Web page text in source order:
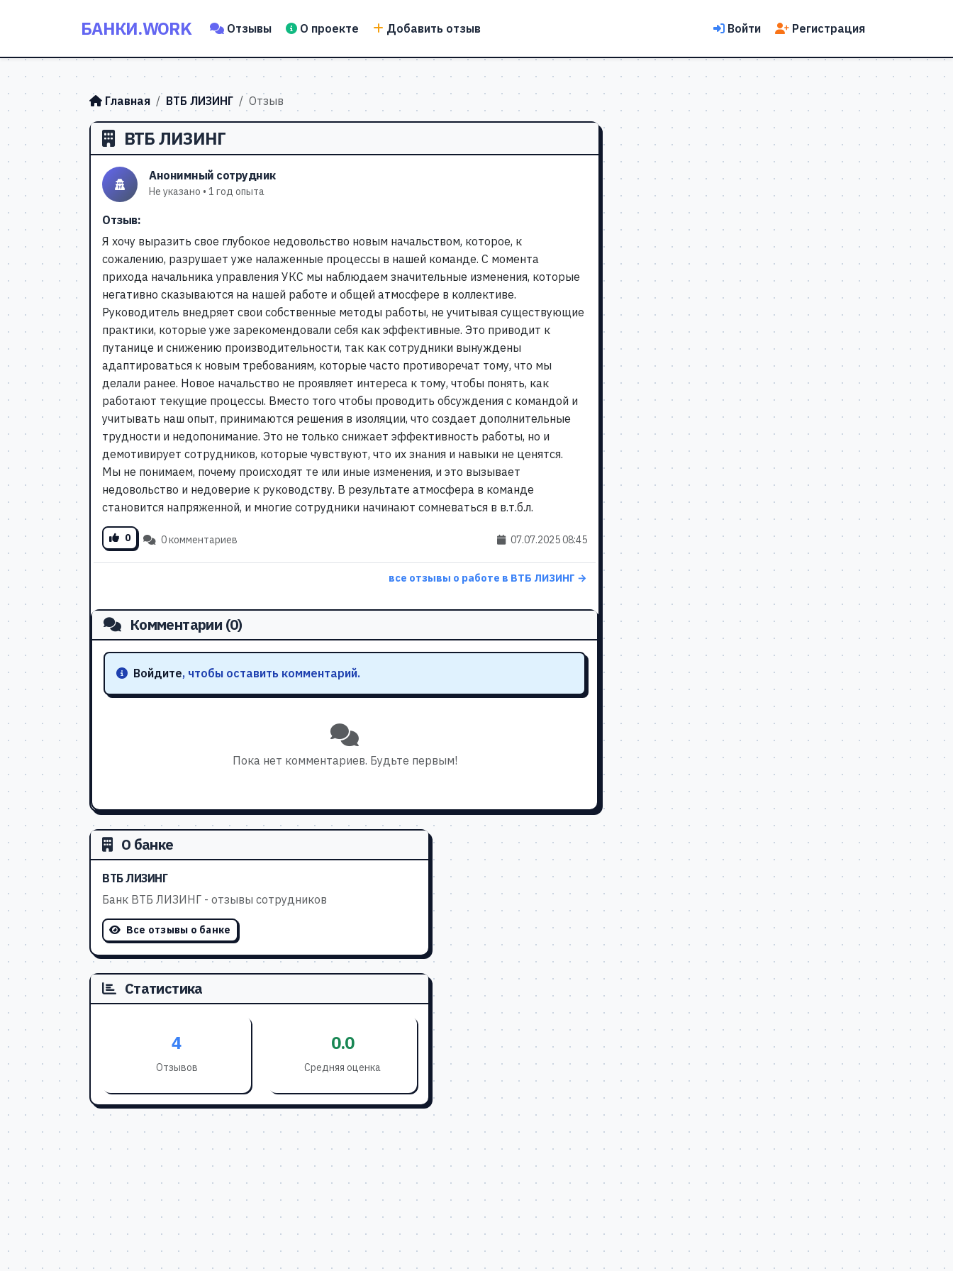
БАНКИ.WORK Отзывы О проекте Добавить отзыв Войти Регистрация
Главная ВТБ ЛИЗИНГ Отзыв
ВТБ ЛИЗИНГ
Анонимный сотрудник
Не указано • 1 год опыта
Отзыв:
Я хочу выразить свое глубокое недовольство новым начальством, которое, к
сожалению, разрушает уже налаженные процессы в нашей команде. С момента
прихода начальника управления УКС мы наблюдаем значительные изменения, которые
негативно сказываются на нашей работе и общей атмосфере в коллективе.
Руководитель внедряет свои собственные методы работы, не учитывая существующие
практики, которые уже зарекомендовали себя как эффективные. Это приводит к
путанице и снижению производительности, так как сотрудники вынуждены
адаптироваться к новым требованиям, которые часто противоречат тому, что мы
делали ранее. Новое начальство не проявляет интереса к тому, чтобы понять, как
работают текущие процессы. Вместо того чтобы проводить обсуждения с командой и
учитывать наш опыт, принимаются решения в изоляции, что создает дополнительные
трудности и недопонимание. Это не только снижает эффективность работы, но и
демотивирует сотрудников, которые чувствуют, что их знания и навыки не ценятся.
Мы не понимаем, почему происходят те или иные изменения, и это вызывает
недовольство и недоверие к руководству. В результате атмосфера в команде
становится напряженной, и многие сотрудники начинают сомневаться в в.т.б.л.
0 0 комментариев 07.07.2025 08:45
все отзывы о работе в ВТБ ЛИЗИНГ →
Комментарии (0)
Войдите, чтобы оставить комментарий.
Пока нет комментариев. Будьте первым!
О банке
ВТБ ЛИЗИНГ
Банк ВТБ ЛИЗИНГ - отзывы сотрудников
Все отзывы о банке
Статистика
4
Отзывов
0.0
Средняя оценка